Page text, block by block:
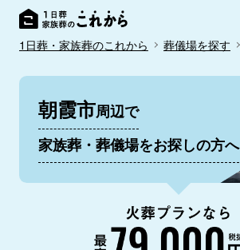
1日葬・家族葬のこれから 葬儀場を探す
朝霞市周辺で
家族葬・葬儀場をお探しの方へ